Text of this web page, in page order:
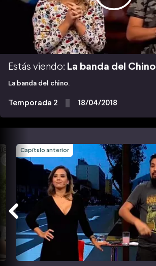
Estás viendo: La banda del Chino
La banda del chino.
Temporada 2 18/04/2018
Capítulo anterior